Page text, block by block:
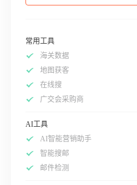
常用工具
海关数据
地图获客
在线搜
广交会采购商
AI工具
AI智能营销助手
智能搜邮
邮件检测